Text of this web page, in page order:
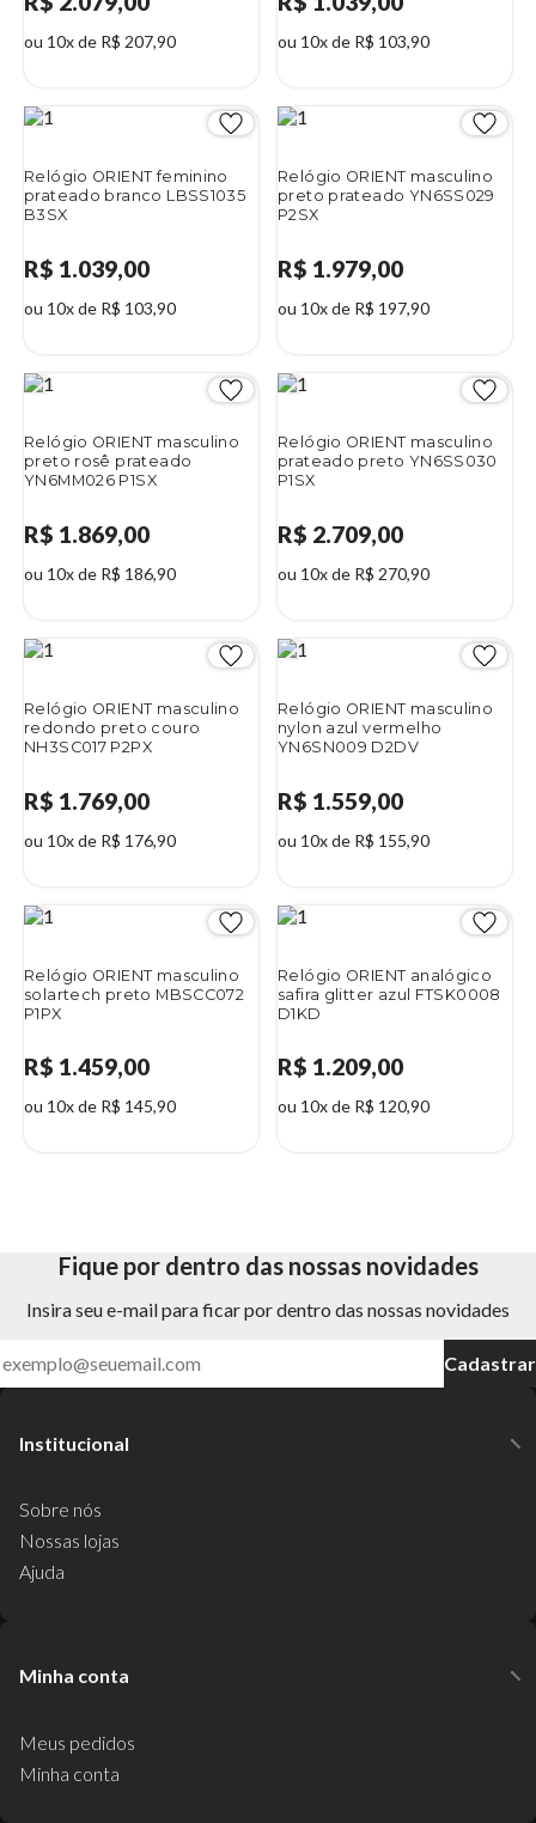
ou 10x de R$ 207,90 ou 10x de R$ 103,90
Relógio ORIENT feminino
prateado branco LBSS1035
B3SX
R$ 1.039,00
ou 10x de R$ 103,90
Relógio ORIENT masculino
preto prateado YN6SS029
P2SX
R$ 1.979,00
ou 10x de R$ 197,90
Relógio ORIENT masculino
preto rosê prateado
YN6MM026 P1SX
R$ 1.869,00
ou 10x de R$ 186,90
Relógio ORIENT masculino
prateado preto YN6SS030
P1SX
R$ 2.709,00
ou 10x de R$ 270,90
Relógio ORIENT masculino
redondo preto couro
NH3SC017 P2PX
R$ 1.769,00
ou 10x de R$ 176,90
Relógio ORIENT masculino
nylon azul vermelho
YN6SN009 D2DV
R$ 1.559,00
ou 10x de R$ 155,90
Relógio ORIENT masculino
solartech preto MBSCC072
P1PX
R$ 1.459,00
ou 10x de R$ 145,90
Relógio ORIENT analógico
safira glitter azul FTSK0008
D1KD
R$ 1.209,00
ou 10x de R$ 120,90
Fique por dentro das nossas novidades
Insira seu e-mail para ficar por dentro das nossas novidades
Cadastrar
Institucional
Sobre nós
Nossas lojas
Ajuda
Minha conta
Meus pedidos
Minha conta